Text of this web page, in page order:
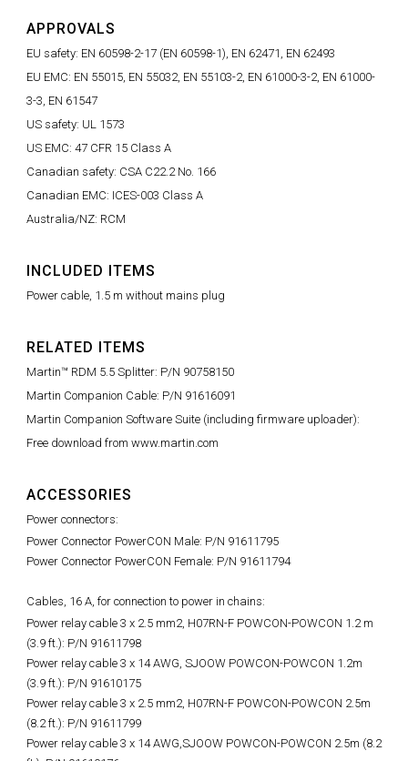
APPROVALS
EU safety: EN 60598-2-17 (EN 60598-1), EN 62471, EN 62493
EU EMC: EN 55015, EN 55032, EN 55103-2, EN 61000-3-2, EN 61000-
3-3, EN 61547
US safety: UL 1573
US EMC: 47 CFR 15 Class A
Canadian safety: CSA C22.2 No. 166
Canadian EMC: ICES-003 Class A
Australia/NZ: RCM
INCLUDED ITEMS
Power cable, 1.5 m without mains plug
RELATED ITEMS
Martin™ RDM 5.5 Splitter: P/N 90758150
Martin Companion Cable: P/N 91616091
Martin Companion Software Suite (including firmware uploader):
Free download from www.martin.com
ACCESSORIES
Power connectors:
Power Connector PowerCON Male: P/N 91611795
Power Connector PowerCON Female: P/N 91611794
Cables, 16 A, for connection to power in chains:
Power relay cable 3 x 2.5 mm2, H07RN-F POWCON-POWCON 1.2 m
(3.9 ft.): P/N 91611798
Power relay cable 3 x 14 AWG, SJOOW POWCON-POWCON 1.2m
(3.9 ft.): P/N 91610175
Power relay cable 3 x 2.5 mm2, H07RN-F POWCON-POWCON 2.5m
(8.2 ft.): P/N 91611799
Power relay cable 3 x 14 AWG,SJOOW POWCON-POWCON 2.5m (8.2